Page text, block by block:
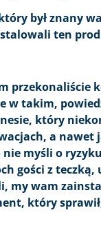
był znany
ten
przekonaliście
w takim,
który
a nawet
myśli o
gości z
my wam
który